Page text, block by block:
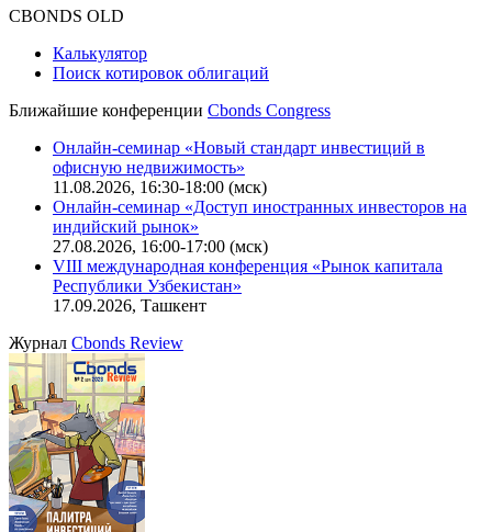
CBONDS OLD
Калькулятор
Поиск котировок облигаций
Ближайшие конференции Cbonds Congress
Онлайн-семинар «Новый стандарт инвестиций в
офисную недвижимость»
11.08.2026, 16:30-18:00 (мск)
Онлайн-семинар «Доступ иностранных инвесторов на
индийский рынок»
27.08.2026, 16:00-17:00 (мск)
VIII международная конференция «Рынок капитала
Республики Узбекистан»
17.09.2026, Ташкент
Журнал Cbonds Review